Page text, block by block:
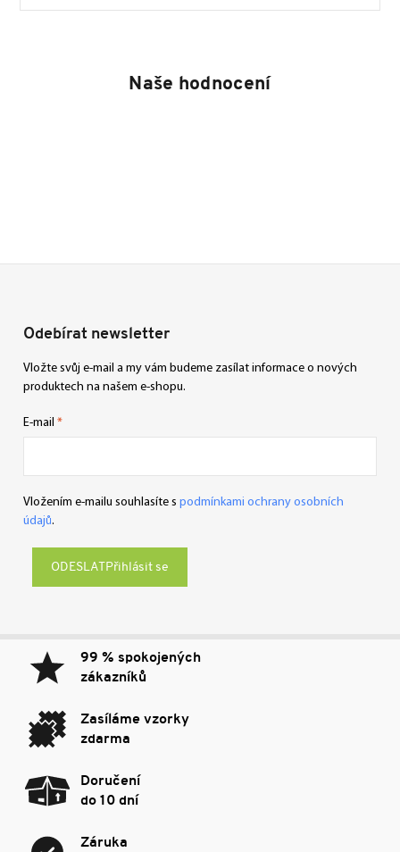
Naše hodnocení
Odebírat newsletter
Vložte svůj e-mail a my vám budeme zasílat informace o nových
produktech na našem e-shopu.
E-mail
Vložením e-mailu souhlasíte s podmínkami ochrany osobních
údajů.
Přihlásit se
99 % spokojených
zákazníků
Zasíláme vzorky
zdarma
Doručení
do 10 dní
Záruka